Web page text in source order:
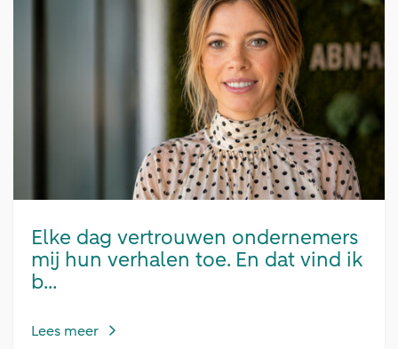
Elke dag vertrouwen ondernemers
mij hun verhalen toe. En dat vind ik
b...
Lees meer